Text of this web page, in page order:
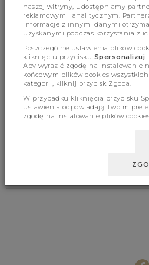
SAFE PAYMENTS
SUBSCRIBE FOR FREE TO
naszej witryny, udostępniamy
reklamowym i analitycznym.
informacje z innymi danymi
uzyskanymi podczas korzystania z
Poszczególne ustawienia plików
kliknięciu przycisku Spersonalizuj
Aby wyrazić zgodę na instalowanie
końcowym plików cookies
kategorii, kliknij przycisk Zgoda.
W przypadku kliknięcia przycisku
ustawienia odpowiadają Twoim
zgodę na instalowanie plików